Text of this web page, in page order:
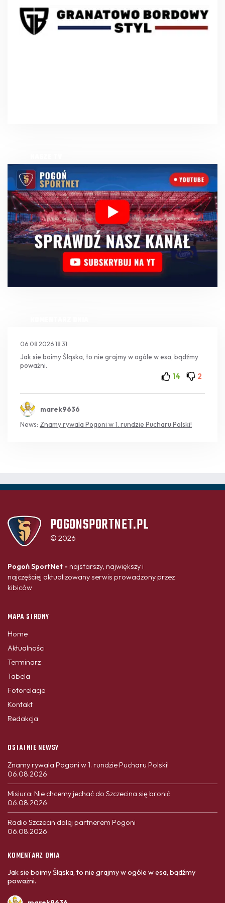
06.08.2026 18:31
Jak sie boimy Śląska, to nie grajmy w ogóle w esa, bądźmy
poważni.
14 2
marek9636
News: Znamy rywala Pogoni w 1. rundzie Pucharu Polski!
POGONSPORTNET.PL
© 2026
Pogoń SportNet - najstarszy, największy i
najczęściej aktualizowany serwis prowadzony przez
kibiców
MAPA STRONY
Home
Aktualności
Terminarz
Tabela
Fotorelacje
Kontakt
Redakcja
OSTATNIE NEWSY
Znamy rywala Pogoni w 1. rundzie Pucharu Polski!
06.08.2026
Misiura: Nie chcemy jechać do Szczecina się bronić
06.08.2026
Radio Szczecin dalej partnerem Pogoni
06.08.2026
KOMENTARZ DNIA
Jak sie boimy Śląska, to nie grajmy w ogóle w esa, bądźmy
poważni.